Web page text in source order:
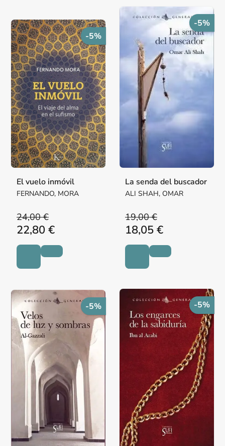
-5%
El vuelo inmóvil
FERNANDO, MORA
24,00 €
22,80 €
-5%
La senda del buscador
ALI SHAH, OMAR
19,00 €
18,05 €
-5% -5%